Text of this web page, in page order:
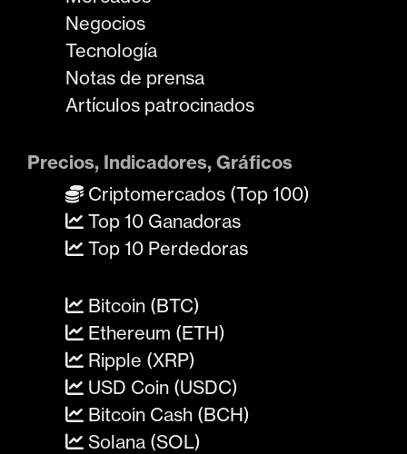
Negocios
Tecnología
Notas de prensa
Artículos patrocinados
Precios, Indicadores, Gráficos
Criptomercados (Top 100)
Top 10 Ganadoras
Top 10 Perdedoras
Bitcoin (BTC)
Ethereum (ETH)
Ripple (XRP)
USD Coin (USDC)
Bitcoin Cash (BCH)
Solana (SOL)